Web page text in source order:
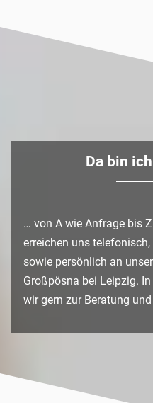
Da bin
… von A wie Anfrage bis
erreichen uns
sowie persönlich an
Großpösna bei Leipzig.
wir gern zur Beratung